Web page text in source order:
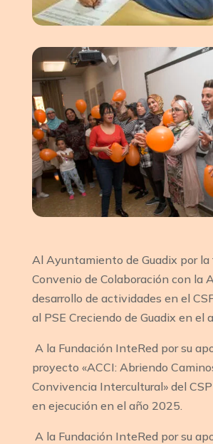
Al Ayuntamiento de Guadix por la
Convenio de Colaboración con la
desarrollo de actividades en el
al PSE Creciendo de Guadix en el
A la Fundación InteRed por su
proyecto «ACCI: Abriendo
Convivencia Intercultural» del
en ejecución en el año 2025.
A la Fundación InteRed por su